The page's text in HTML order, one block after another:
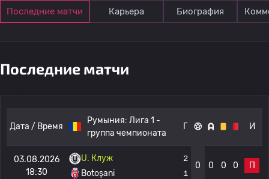
Последние матчи Карьера Биография
Последние матчи
Дата / Время
Румыния: Лига 1 -
группа чемпионата
Г И
03.08.2026
18:30
U. Клуж
Botoșani
2
1
0 0 0 0 П